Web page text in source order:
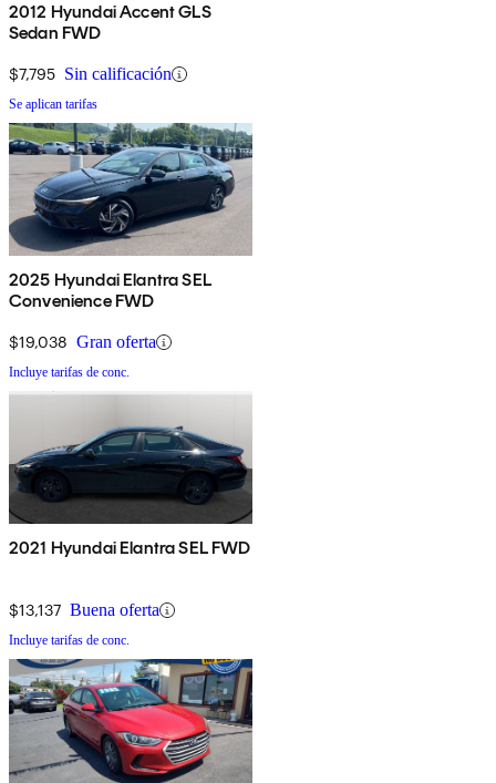
2012 Hyundai Accent GLS
Sedan FWD
$7,795 Sin calificación
Se aplican tarifas
2025 Hyundai Elantra SEL
Convenience FWD
$19,038 Gran oferta
Incluye tarifas de conc.
2021 Hyundai Elantra SEL FWD
$13,137 Buena oferta
Incluye tarifas de conc.